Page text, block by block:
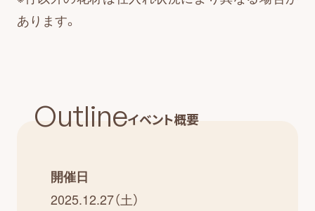
あります。
Outlineイベント概要
開催日
2025.12.27（土）